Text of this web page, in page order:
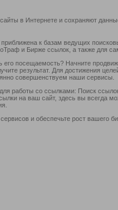
в Интернете и сохраняют
к базам ведущих
и Бирже ссылок, а также для
его посещаемость? Начните
результат. Для достижения
совершенствуем наши сервисы.
работы со ссылками: Поиск
на ваш сайт, здесь вы всегда
и обеспечьте рост вашего